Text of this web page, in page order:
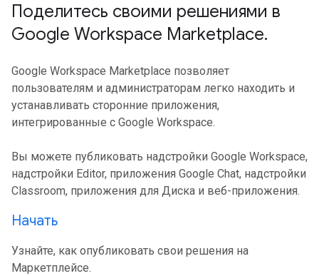
Поделитесь своими решениями в
Google Workspace Marketplace.
Google Workspace Marketplace позволяет
пользователям и администраторам легко находить и
устанавливать сторонние приложения,
интегрированные с Google Workspace.
Вы можете публиковать надстройки Google Workspace,
надстройки Editor, приложения Google Chat, надстройки
Classroom, приложения для Диска и веб-приложения.
Начать
Узнайте, как опубликовать свои решения на
Маркетплейсе.